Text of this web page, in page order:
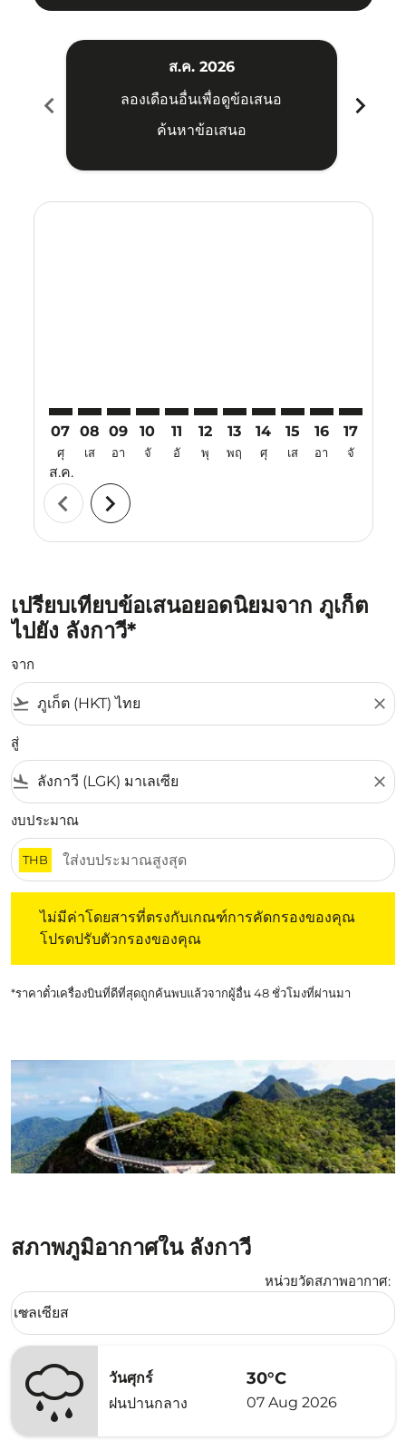
chevron_left
ส.ค. 2026
ลองเดือนอื่นเพื่อดูข้อเสนอ
ค้นหาข้อเสนอ
chevron_right
07
ศุ
ส.ค.
08
เส
09
อา
10
จั
11
อั
12
พุ
13
พฤ
14
ศุ
15
เส
16
อา
17
จั
chevron_left chevron_right
เปรียบเทียบข้อเสนอยอดนิยมจาก ภูเก็ต
ไปยัง ลังกาวี*
จาก
flight_takeoff close
สู่
flight_land close
งบประมาณ
THB
ไม่มีค่าโดยสารที่ตรงกับเกณฑ์การคัดกรองของคุณ
โปรดปรับตัวกรองของคุณ
*ราคาตั๋วเครื่องบินที่ดีที่สุดถูกค้นพบแล้วจากผู้อื่น 48 ชั่วโมงที่ผ่านมา
สภาพภูมิอากาศใน ลังกาวี
หน่วยวัดสภาพอากาศ:
Weather unit option เซลเซียส Selected
เซลเซียส
keyboard_arrow_down
วันศุกร์
ฝนปานกลาง
30°C
07 Aug 2026